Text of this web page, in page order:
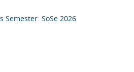
SoSe 2026